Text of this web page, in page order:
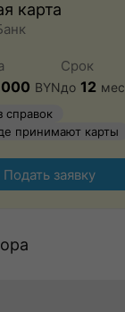
карта
BYN
Срок
до 12 мес
справок
принимают карты
Подать заявку